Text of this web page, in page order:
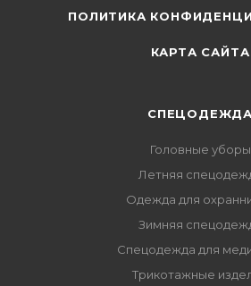
ПОЛИТИКА
КАРТА САЙТА
СПЕЦОДЕЖДА
Головные уборы
Летняя
Одежда для
Зимняя
Спецодежда для
Трикотажные